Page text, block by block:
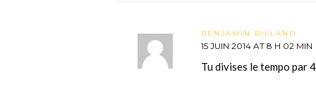
BENJAMIN BILLAND
15 JUIN 2014 AT 8 H 02 MIN
Tu divises le tempo par